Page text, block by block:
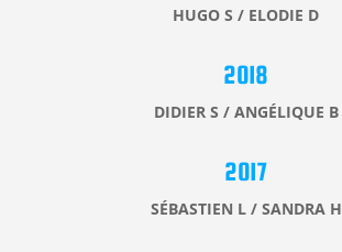
HUGO S / ELODIE D
2018
DIDIER S / ANGÉLIQUE B
2017
SÉBASTIEN L / SANDRA H